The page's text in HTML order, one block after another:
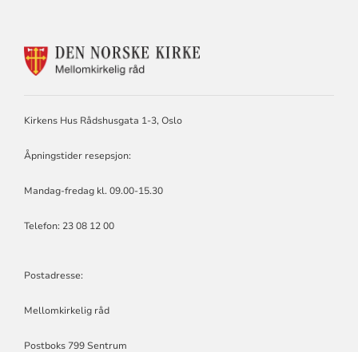
KONTAKTINFORMASJON
Kirkens Hus Rådshusgata 1-3, Oslo
Åpningstider resepsjon:
Mandag-fredag kl. 09.00-15.30
Telefon: 23 08 12 00
Postadresse:
Mellomkirkelig råd
Postboks 799 Sentrum